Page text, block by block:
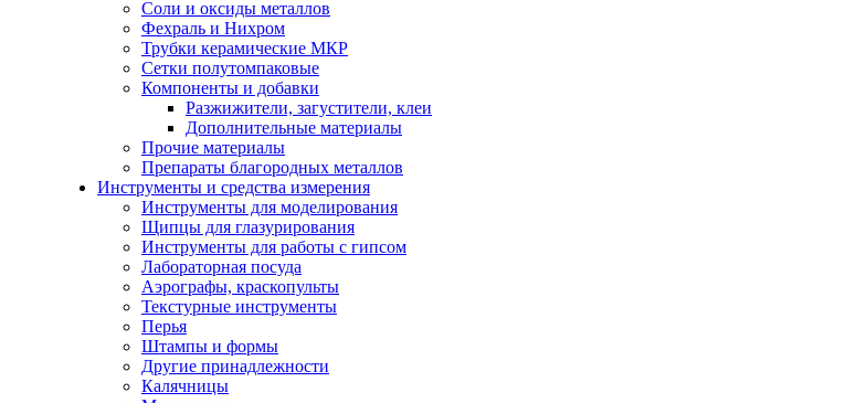
Соли и оксиды металлов
Фехраль и Нихром
Трубки керамические МКР
Сетки полутомпаковые
Компоненты и добавки
Разжижители, загустители, клеи
Дополнительные материалы
Прочие материалы
Препараты благородных металлов
Инструменты и средства измерения
Инструменты для моделирования
Щипцы для глазурирования
Инструменты для работы с гипсом
Лабораторная посуда
Аэрографы, краскопульты
Текстурные инструменты
Перья
Штампы и формы
Другие принадлежности
Калячницы